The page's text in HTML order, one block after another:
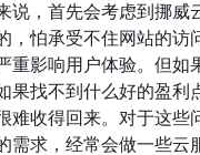
说，首先会考虑到挪威
，怕承受不住网站的访
重影响用户体验。但如
果找不到什么好的盈利
难收得回来。对于这些
需求，经常会做一些云